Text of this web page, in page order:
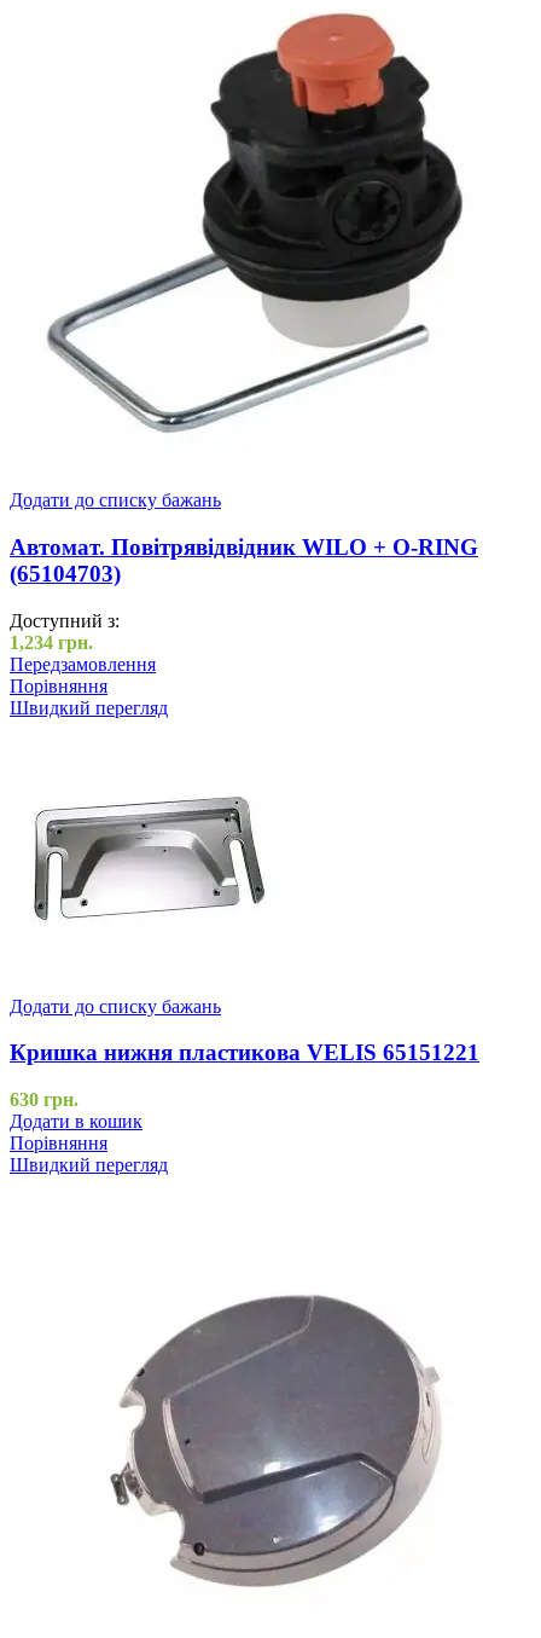
Додати до списку бажань
Автомат. Повітрявідвідник WILO + O-RING
(65104703)
Доступний з:
1,234 грн.
Передзамовлення
Порівняння
Швидкий перегляд
Додати до списку бажань
Кришка нижня пластикова VELIS 65151221
630 грн.
Додати в кошик
Порівняння
Швидкий перегляд